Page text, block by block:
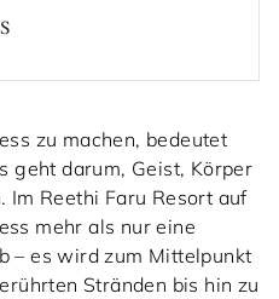
zu machen, bedeutet
geht darum, Geist, Körper
Im Reethi Faru Resort auf
mehr als nur eine
– es wird zum Mittelpunkt
Stränden bis hin zu